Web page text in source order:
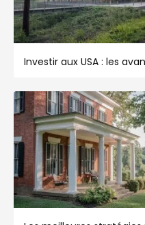
Investir aux USA : les